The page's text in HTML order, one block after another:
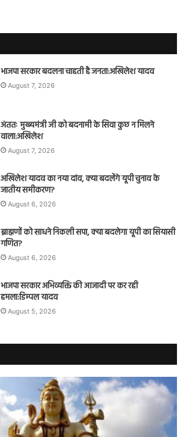
भाजपा सरकार बदलना चाहती है जनता:अखिलेश यादव
August 7, 2026
अंततः मुख्यमंत्री जी को बदनामी के सिवा कुछ न मिलने
वाला:अखिलेश
August 7, 2026
अखिलेश यादव का नया दांव, क्या बदलेंगे यूपी चुनाव के
जातीय समीकरण?
August 6, 2026
ब्राह्मणों को साधने निकली सपा, क्या बदलेगा यूपी का सियासी
गणित?
August 6, 2026
भाजपा सरकार अभिव्यक्ति की आजादी पर कर रही
हमला:डिम्पल यादव
August 5, 2026